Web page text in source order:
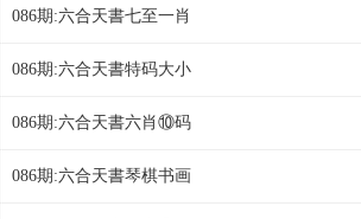
086期:六合天書七至一肖
086期:六合天書特码大小
086期:六合天書六肖⑩码
086期:六合天書琴棋书画